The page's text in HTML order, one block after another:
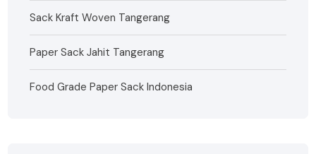
Sack Kraft Woven Tangerang
Paper Sack Jahit Tangerang
Food Grade Paper Sack Indonesia